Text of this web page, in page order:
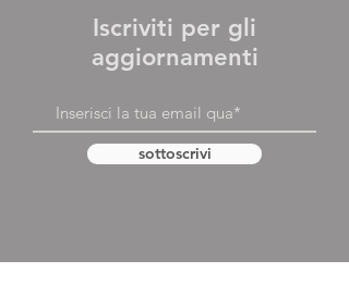
Iscriviti per gli
aggiornamenti
sottoscrivi